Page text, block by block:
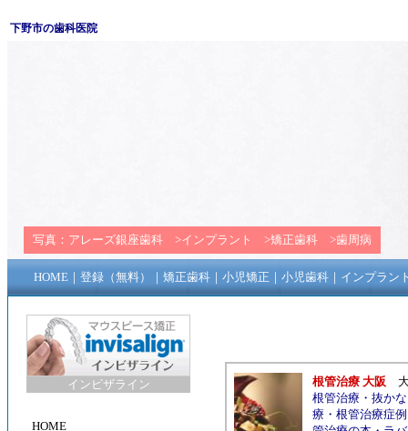
下野市の歯科医院
写真： アレーズ銀座歯科 >インプラント >矯正歯科 >歯周病
HOME｜ 登録（無料） ｜ 矯正歯科｜ 小児矯正 ｜ 小児歯科｜ インプラン
インビザライン
HOME
根管治療 大阪
根管治療・ 抜か
療・ 根管治療症例